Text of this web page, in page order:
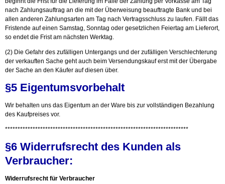
nach Zahlungsauftrag an die mit der Überweisung beauftragte Bank und bei
allen anderen Zahlungsarten am Tag nach Vertragsschluss zu laufen. Fällt das
Fristende auf einen Samstag, Sonntag oder gesetzlichen Feiertag am Lieferort,
so endet die Frist am nächsten Werktag.
(2) Die Gefahr des zufälligen Untergangs und der zufälligen Verschlechterung
der verkauften Sache geht auch beim Versendungskauf erst mit der Übergabe
der Sache an den Käufer auf diesen über.
§5 Eigentumsvorbehalt
Wir behalten uns das Eigentum an der Ware bis zur vollständigen Bezahlung
des Kaufpreises vor.
*************************************************************************
§6 Widerrufsrecht des Kunden als
Verbraucher:
Widerrufsrecht für Verbraucher